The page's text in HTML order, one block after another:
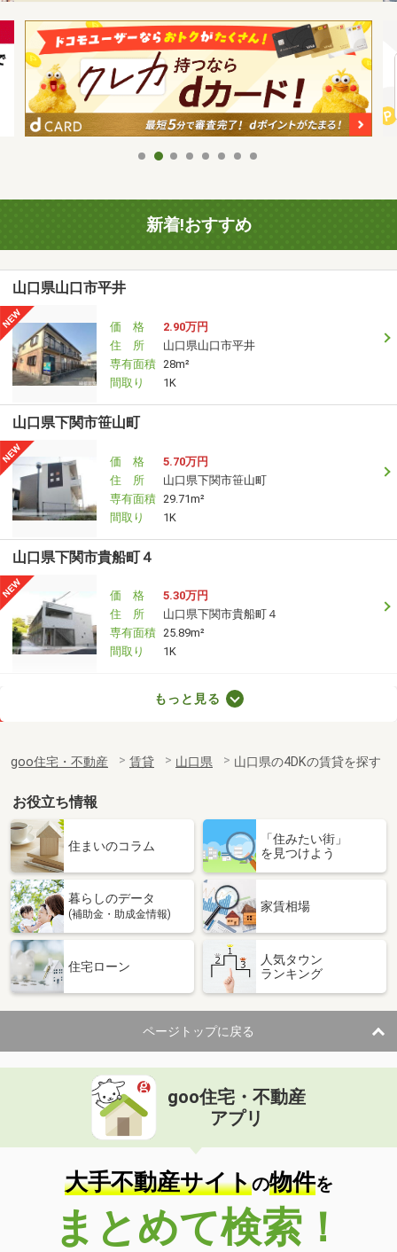
新着!おすすめ
山口県山口市平井
価 格
2.90万円
住 所
山口県山口市平井
専有面積 28m²
間取り
1K
山口県下関市笹山町
価 格
5.70万円
住 所
山口県下関市笹山町
専有面積 29.71m²
間取り
1K
山口県下関市貴船町４
価 格
5.30万円
住 所
山口県下関市貴船町４
専有面積 25.89m²
間取り
1K
専有面積
23.18m²
山口県宇部市西宇部南２
山口県宇部市西宇部南２
専有面積
22.35m²
間取り
1K
山口県美祢市大嶺町東分
価 格
5万円
専有面積 28.02m²
間取り
1K
山口県宇部市則貞１
価 格
山口県宇部市則貞１
専有面積
23.18m²
間取り
1K
山口県下松市瑞穂町３丁目
もっと見る
goo住宅・不動産 賃貸 山口県 山口県の4DKの賃貸を探す
お役立ち情報
住まいのコラム
「住みたい街」
を見つけよう
暮らしのデータ
(補助金・助成金情報)
家賃相場
住宅ローン
人気タウン
ランキング
ページトップに戻る
goo住宅・不動産
アプリ
大手不動産サイトの物件を
まとめて検索！